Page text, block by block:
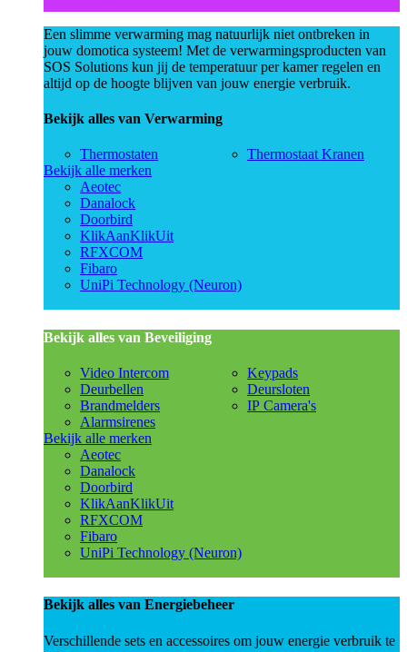
Een slimme verwarming mag natuurlijk niet ontbreken in
jouw domotica systeem! Met de verwarmingsproducten van
SOS Solutions kun jij de temperatuur per kamer regelen en
altijd op de hoogte blijven van jouw energie verbruik.
Bekijk alles van Verwarming
Thermostaten
Thermostaat Kranen
Bekijk alle merken
Aeotec
Danalock
Doorbird
KlikAanKlikUit
RFXCOM
Fibaro
UniPi Technology (Neuron)
Bekijk alles van Beveiliging
Video Intercom
Deurbellen
Brandmelders
Alarmsirenes
Keypads
Deursloten
IP Camera's
Bekijk alle merken
Aeotec
Danalock
Doorbird
KlikAanKlikUit
RFXCOM
Fibaro
UniPi Technology (Neuron)
Bekijk alles van Energiebeheer
Verschillende sets en accessoires om jouw energie verbruik te